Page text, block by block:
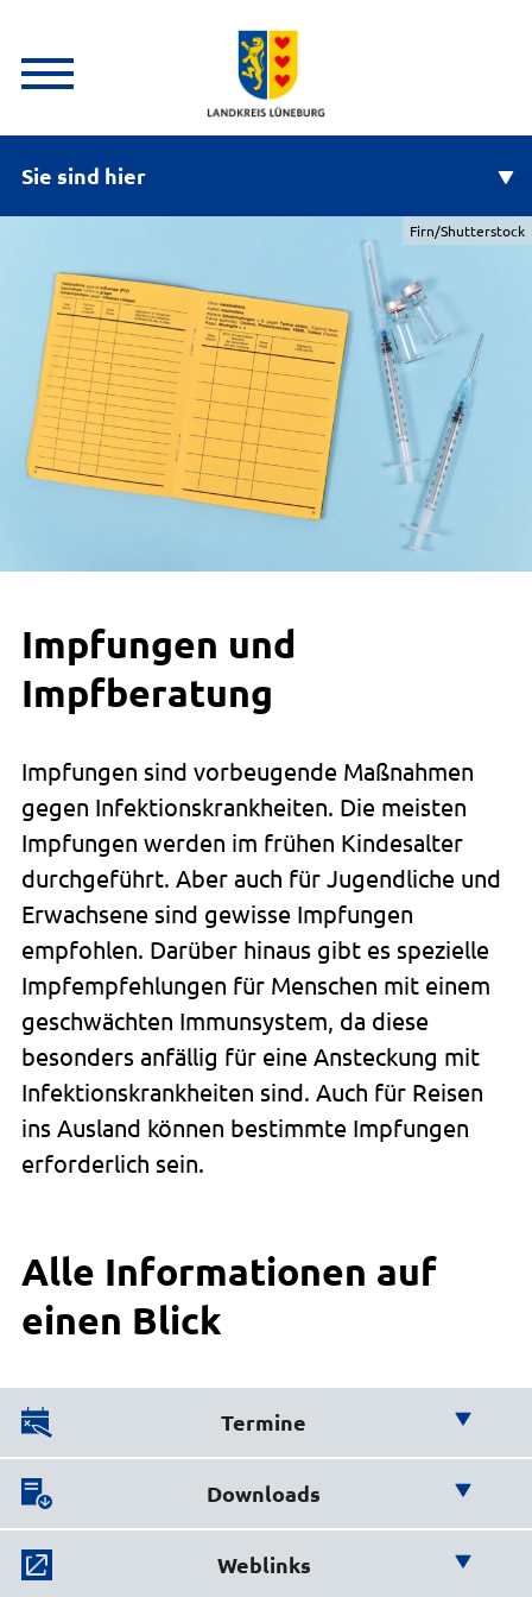
Sie sind hier
Firn/Shutterstock
Impfungen und
Impfberatung
Impfungen sind vorbeugende Maßnahmen
gegen Infektionskrankheiten. Die meisten
Impfungen werden im frühen Kindesalter
durchgeführt. Aber auch für Jugendliche und
Erwachsene sind gewisse Impfungen
empfohlen. Darüber hinaus gibt es spezielle
Impfempfehlungen für Menschen mit einem
geschwächten Immunsystem, da diese
besonders anfällig für eine Ansteckung mit
Infektionskrankheiten sind. Auch für Reisen
ins Ausland können bestimmte Impfungen
erforderlich sein.
Alle Informationen auf
einen Blick
Termine
Diese Termine stehen an:
montags von 8 Uhr bis 12 Uhr nach
Downloads
Hier finden Sie wichtige
Downloads:
Weblinks